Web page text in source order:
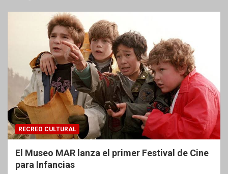
RECREO CULTURAL
El Museo MAR lanza el primer Festival de Cine
para Infancias